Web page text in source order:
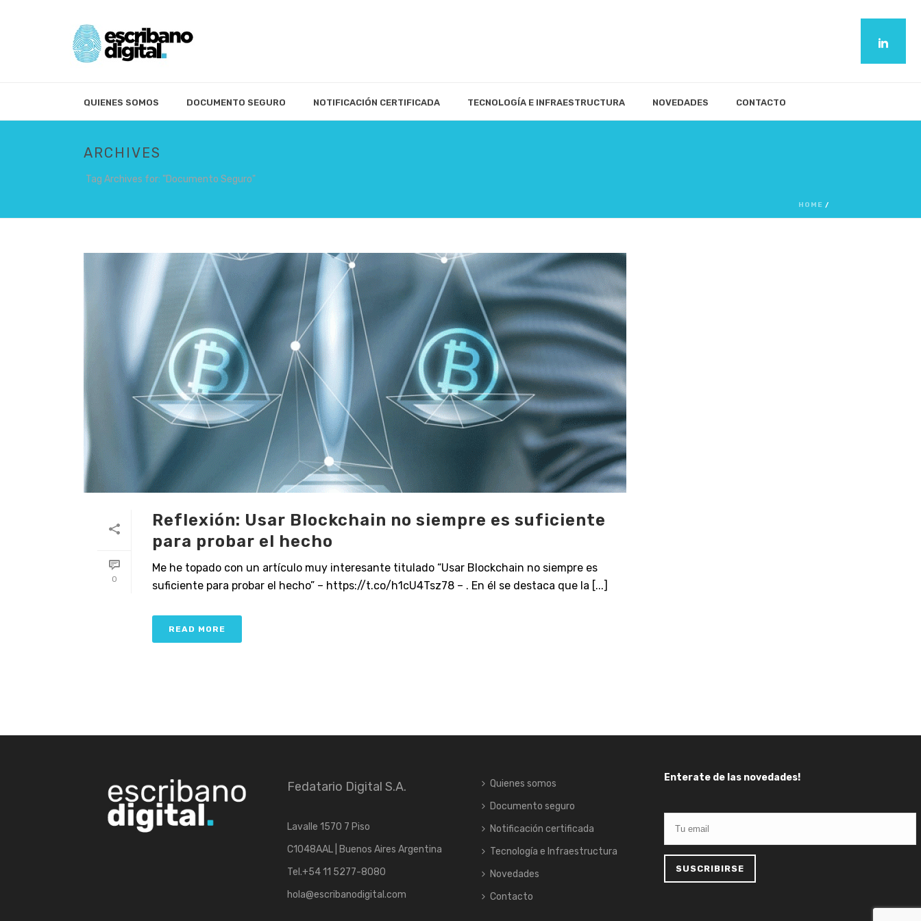
QUIENES SOMOS DOCUMENTO SEGURO NOTIFICACIÓN CERTIFICADA TECNOLOGÍA E INFRAESTRUCTURA NOVEDADES CONTACTO
ARCHIVES
Tag Archives for: "Documento Seguro"
HOME /
0
Reflexión: Usar Blockchain no siempre es suficiente
para probar el hecho
Me he topado con un artículo muy interesante titulado “Usar Blockchain no siempre es
suficiente para probar el hecho” – https://t.co/h1cU4Tsz78 – . En él se destaca que la [...]
READ MORE
Fedatario Digital S.A.
Lavalle 1570 7 Piso
C1048AAL | Buenos Aires Argentina
Tel.+54 11 5277-8080
hola@escribanodigital.com
Quienes somos
Documento seguro
Notificación certificada
Tecnología e Infraestructura
Novedades
Contacto
Enterate de las novedades!